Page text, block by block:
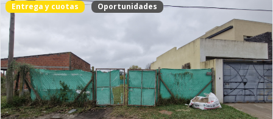
Entrega y cuotas Oportunidades